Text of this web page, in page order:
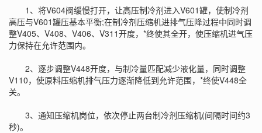
1、将V604阀缓慢打开，让高压制冷剂进入V601罐，使制冷剂
高压与V601罐压基本平衡;在制冷剂压缩机进排气压降过程中同时调
整V405、V408、V406、V311开度，*终使其全开，使压缩机进气压
力保持在允许范围内。
2、逐步调整V448开度，与制冷量匹配减少液化量，同时调整
V110，使原料压缩机排气压力逐渐降低到允许范围，*终使V448全
关。
3、通知压缩机岗位，依次停止两台制冷剂压缩机(间隔时间约3
秒)。